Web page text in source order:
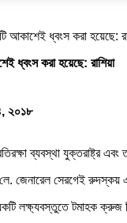
আকাশেই ধ্বংস করা হয়েছে:
ধ্বংস করা হয়েছে: রাশিয়া
২০১৮
ব্যবস্থা যুক্তরাষ্ট্র
জেনারেল সেরগেই
লক্ষ্যবস্তুতে টমাহক ক্রুজ